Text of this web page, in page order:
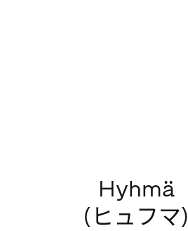
Hyhmä
(ヒュフマ)